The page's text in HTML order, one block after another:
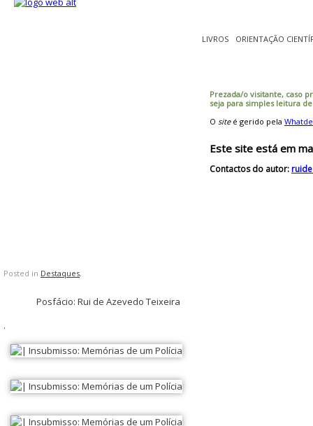
LIVROS ORIENTAÇÃO
Prezada/o visitante, caso
seja para simples leitura
O siteé gerido pela
Este site está em
Contactos do autor:
Posted in Destaques,
Posfácio: Rui de Azevedo Teixeira
.